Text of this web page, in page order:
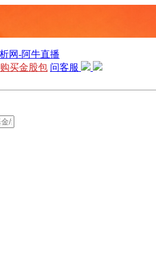
购买金股包 问客服